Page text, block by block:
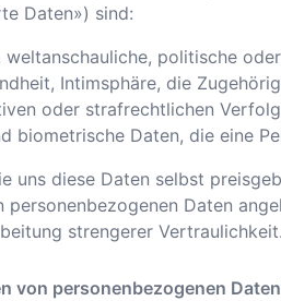
Daten») sind:
weltanschauliche, politische
Intimsphäre, die
oder strafrechtlichen
biometrische Daten, die eine
uns diese Daten selbst
Daten
strengerer Vertraulichkeit.
von personenbezogenen